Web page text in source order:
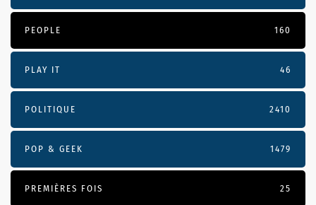
PEOPLE 160
PLAY IT 46
POLITIQUE 2410
POP & GEEK 1479
PREMIÈRES FOIS 25